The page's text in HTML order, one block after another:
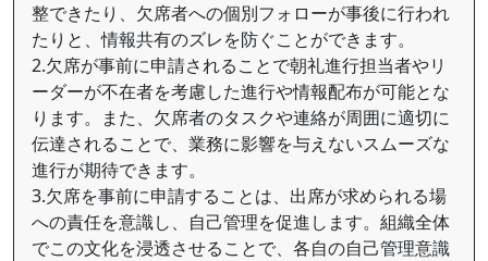
整できたり、欠席者への個別フォローが事後に行われ
たりと、情報共有のズレを防ぐことができます。
2.欠席が事前に申請されることで朝礼進行担当者やリ
ーダーが不在者を考慮した進行や情報配布が可能とな
ります。また、欠席者のタスクや連絡が周囲に適切に
伝達されることで、業務に影響を与えないスムーズな
進行が期待できます。
3.欠席を事前に申請することは、出席が求められる場
への責任を意識し、自己管理を促進します。組織全体
でこの文化を浸透させることで、各自の自己管理意識